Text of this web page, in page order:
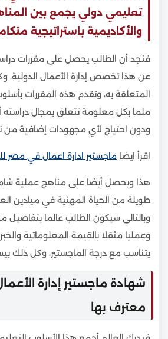
تعليمي دولي يجمع بين
والأكاديمية باستراتيجية
فنجد أن الطالب يحصل على مقررات
عن هذا تخصص إدارة الأعمال الدولية،
المتعلقة به، وتقدم هذه المقررات
ملما بكل معلومة تتعلق بمجال دراسته
ودون احتياج لأي مجهودات إضافية من
اقرأ ايضا ماجستير ادارة اعمال في مصر
هذا ويحصل أيضا على مناهج عملية
طويلة من الحياة المهنية في ميادين
وبالتالي سيكون الطالب عالما بتفاصيل
وعمليا مثقلا بالقيمة المعلوماتية
يتناسب مع درجة الماجستير، وكل ذلك
شهادة ماجستير إدارة
معترف بها